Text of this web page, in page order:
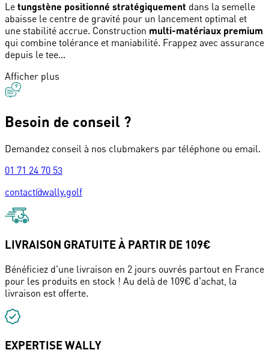
Le tungstène positionné stratégiquement dans la semelle
abaisse le centre de gravité pour un lancement optimal et
une stabilité accrue. Construction multi-matériaux premium
qui combine tolérance et maniabilité. Frappez avec assurance
depuis le tee...
Afficher plus
Besoin de conseil ?
Demandez conseil à nos clubmakers par téléphone ou email.
01 71 24 70 53
contact@wally.golf
LIVRAISON GRATUITE À PARTIR DE 109€
Bénéficiez d'une livraison en 2 jours ouvrés partout en France
pour les produits en stock ! Au delà de 109€ d'achat, la
livraison est offerte.
EXPERTISE WALLY